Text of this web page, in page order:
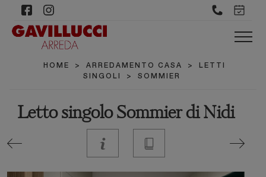
HOME > ARREDAMENTO CASA >
LETTI
SINGOLI
> SOMMIER
Letto singolo Sommier di Nidi